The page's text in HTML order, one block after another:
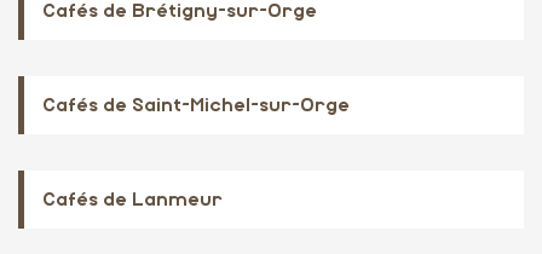
Cafés de Brétigny-sur-Orge
Cafés de Saint-Michel-sur-Orge
Cafés de Lanmeur